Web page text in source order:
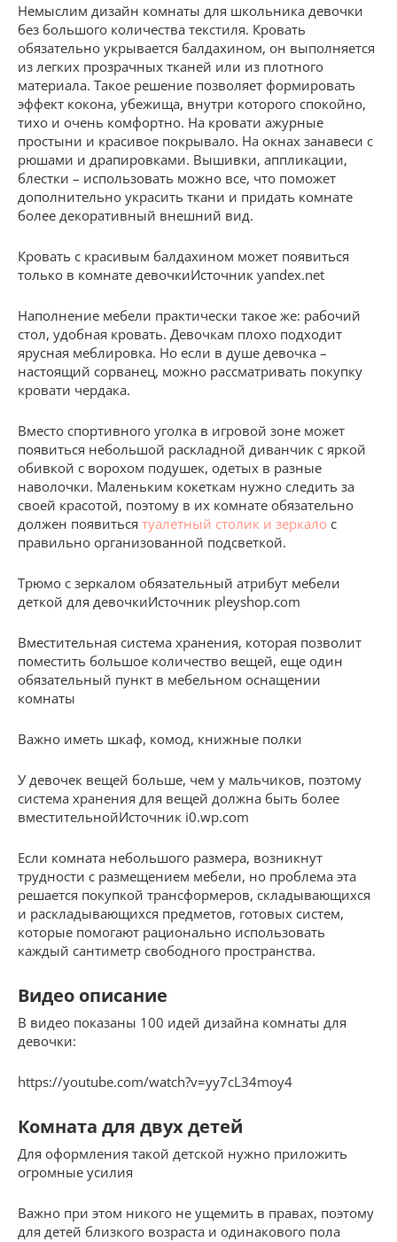
Немыслим дизайн комнаты для школьника девочки
без большого количества текстиля. Кровать
обязательно укрывается балдахином, он выполняется
из легких прозрачных тканей или из плотного
материала. Такое решение позволяет формировать
эффект кокона, убежища, внутри которого спокойно,
тихо и очень комфортно. На кровати ажурные
простыни и красивое покрывало. На окнах занавеси с
рюшами и драпировками. Вышивки, аппликации,
блестки – использовать можно все, что поможет
дополнительно украсить ткани и придать комнате
более декоративный внешний вид.
Кровать с красивым балдахином может появиться
только в комнате девочкиИсточник yandex.net
Наполнение мебели практически такое же: рабочий
стол, удобная кровать. Девочкам плохо подходит
ярусная меблировка. Но если в душе девочка –
настоящий сорванец, можно рассматривать покупку
кровати чердака.
Вместо спортивного уголка в игровой зоне может
появиться небольшой раскладной диванчик с яркой
обивкой с ворохом подушек, одетых в разные
наволочки. Маленьким кокеткам нужно следить за
своей красотой, поэтому в их комнате обязательно
должен появиться туалетный столик и зеркало с
правильно организованной подсветкой.
Трюмо с зеркалом обязательный атрибут мебели
деткой для девочкиИсточник pleyshop.com
Вместительная система хранения, которая позволит
поместить большое количество вещей, еще один
обязательный пункт в мебельном оснащении
комнаты
Важно иметь шкаф, комод, книжные полки
У девочек вещей больше, чем у мальчиков, поэтому
система хранения для вещей должна быть более
вместительнойИсточник i0.wp.com
Если комната небольшого размера, возникнут
трудности с размещением мебели, но проблема эта
решается покупкой трансформеров, складывающихся
и раскладывающихся предметов, готовых систем,
которые помогают рационально использовать
каждый сантиметр свободного пространства.
Видео описание
В видео показаны 100 идей дизайна комнаты для
девочки:
https://youtube.com/watch?v=yy7cL34moy4
Комната для двух детей
Для оформления такой детской нужно приложить
огромные усилия
Важно при этом никого не ущемить в правах, поэтому
для детей близкого возраста и одинакового пола